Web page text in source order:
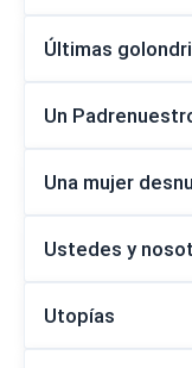
Últimas
Un
Una mujer
Ustedes y
Utopías